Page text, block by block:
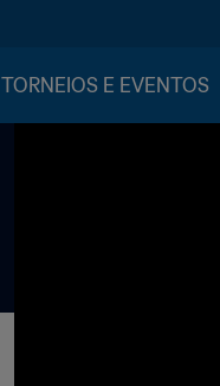
TORNEIOS E EVENTOS